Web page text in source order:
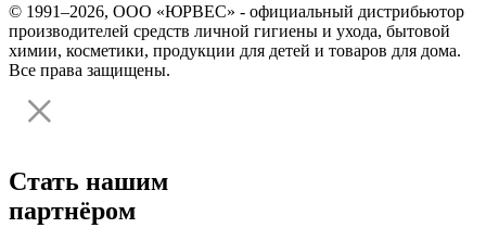
© 1991–2026, ООО «ЮРВЕС» - официальный дистрибьютор
производителей средств личной гигиены и ухода, бытовой
химии, косметики, продукции для детей и товаров для дома.
Все права защищены.
Стать нашим
партнёром